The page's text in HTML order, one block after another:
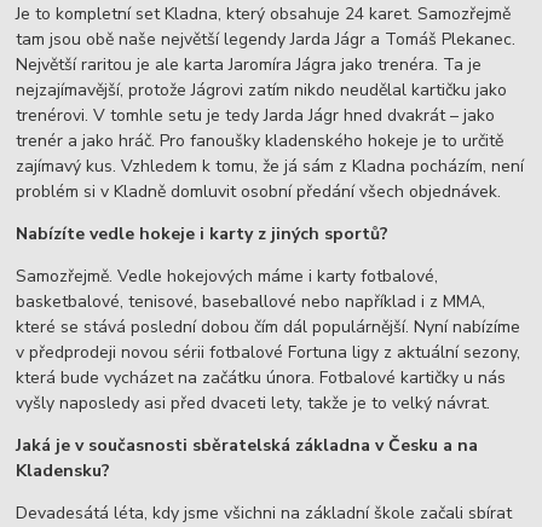
Je to kompletní set Kladna, který obsahuje 24 karet. Samozřejmě
tam jsou obě naše největší legendy Jarda Jágr a Tomáš Plekanec.
Největší raritou je ale karta Jaromíra Jágra jako trenéra. Ta je
nejzajímavější, protože Jágrovi zatím nikdo neudělal kartičku jako
trenérovi. V tomhle setu je tedy Jarda Jágr hned dvakrát – jako
trenér a jako hráč. Pro fanoušky kladenského hokeje je to určitě
zajímavý kus. Vzhledem k tomu, že já sám z Kladna pocházím, není
problém si v Kladně domluvit osobní předání všech objednávek.
Nabízíte vedle hokeje i karty z jiných sportů?
Samozřejmě. Vedle hokejových máme i karty fotbalové,
basketbalové, tenisové, baseballové nebo například i z MMA,
které se stává poslední dobou čím dál populárnější. Nyní nabízíme
v předprodeji novou sérii fotbalové Fortuna ligy z aktuální sezony,
která bude vycházet na začátku února. Fotbalové kartičky u nás
vyšly naposledy asi před dvaceti lety, takže je to velký návrat.
Jaká je v současnosti sběratelská základna v Česku a na
Kladensku?
Devadesátá léta, kdy jsme všichni na základní škole začali sbírat